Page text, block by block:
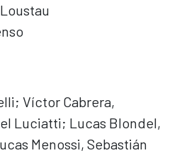
Víctor Cabrera,
Luciatti; Lucas Blondel,
Menossi, Sebastián